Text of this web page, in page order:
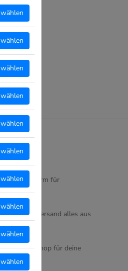
Plattform für
und Versand alles aus
für einen Shop für deine